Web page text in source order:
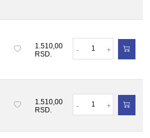
1.510,00
RSD.
- +
1.510,00
RSD.
- +